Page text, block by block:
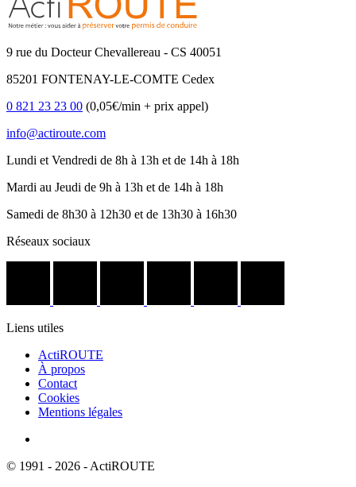
9 rue du Docteur Chevallereau - CS 40051
85201 FONTENAY-LE-COMTE Cedex
0 821 23 23 00 (0,05€/min + prix appel)
info@actiroute.com
Lundi et Vendredi de 8h à 13h et de 14h à 18h
Mardi au Jeudi de 9h à 13h et de 14h à 18h
Samedi de 8h30 à 12h30 et de 13h30 à 16h30
Réseaux sociaux
Liens utiles
ActiROUTE
À propos
Contact
Cookies
Mentions légales
© 1991 - 2026 - ActiROUTE